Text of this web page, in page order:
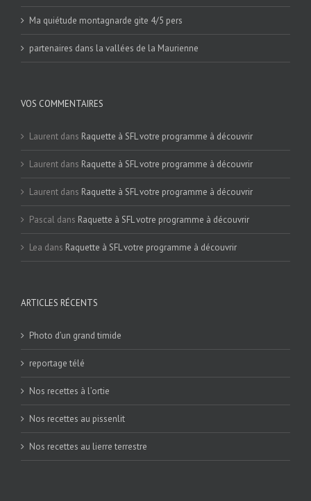
Ma quiétude montagnarde gite 4/5 pers
partenaires dans la vallées de la Maurienne
VOS COMMENTAIRES
Laurent dans Raquette à SFL votre programme à découvrir
Laurent dans Raquette à SFL votre programme à découvrir
Laurent dans Raquette à SFL votre programme à découvrir
Pascal dans Raquette à SFL votre programme à découvrir
Lea dans Raquette à SFL votre programme à découvrir
ARTICLES RÉCENTS
Photo d’un grand timide
reportage télé
Nos recettes à l’ortie
Nos recettes au pissenlit
Nos recettes au lierre terrestre